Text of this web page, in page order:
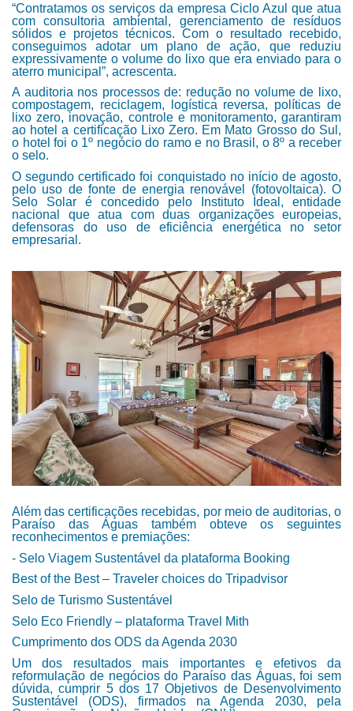
“Contratamos os serviços da empresa Ciclo Azul que atua
com consultoria ambiental, gerenciamento de resíduos
sólidos e projetos técnicos. Com o resultado recebido,
conseguimos adotar um plano de ação, que reduziu
expressivamente o volume do lixo que era enviado para o
aterro municipal”, acrescenta.
A auditoria nos processos de: redução no volume de lixo,
compostagem, reciclagem, logística reversa, políticas de
lixo zero, inovação, controle e monitoramento, garantiram
ao hotel a certificação Lixo Zero. Em Mato Grosso do Sul,
o hotel foi o 1º negócio do ramo e no Brasil, o 8º a receber
o selo.
O segundo certificado foi conquistado no início de agosto,
pelo uso de fonte de energia renovável (fotovoltaica). O
Selo Solar é concedido pelo Instituto Ideal, entidade
nacional que atua com duas organizações europeias,
defensoras do uso de eficiência energética no setor
empresarial.
Além das certificações recebidas, por meio de auditorias, o
Paraíso das Águas também obteve os seguintes
reconhecimentos e premiações:
- Selo Viagem Sustentável da plataforma Booking
Best of the Best – Traveler choices do Tripadvisor
Selo de Turismo Sustentável
Selo Eco Friendly – plataforma Travel Mith
Cumprimento dos ODS da Agenda 2030
Um dos resultados mais importantes e efetivos da
reformulação de negócios do Paraíso das Águas, foi sem
dúvida, cumprir 5 dos 17 Objetivos de Desenvolvimento
Sustentável (ODS), firmados na Agenda 2030, pela